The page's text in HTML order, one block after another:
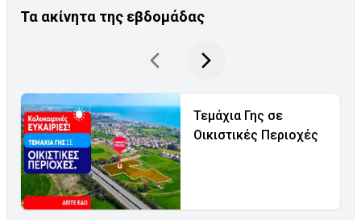
Τα ακίνητα της εβδομάδας
Τεμάχια Γης σε
Οικιστικές Περιοχές